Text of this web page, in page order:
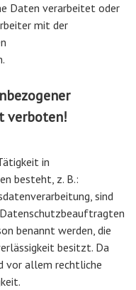
Daten verarbeitet oder
mit der
verboten!
in
besteht, z. B.:
sind
benannt werden, die
besitzt. Da
vor allem rechtliche